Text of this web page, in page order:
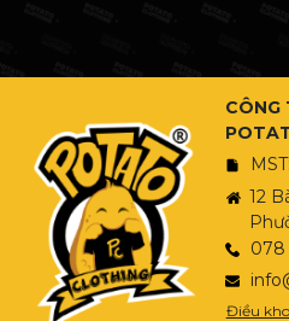
CÔNG
12
078
Điều